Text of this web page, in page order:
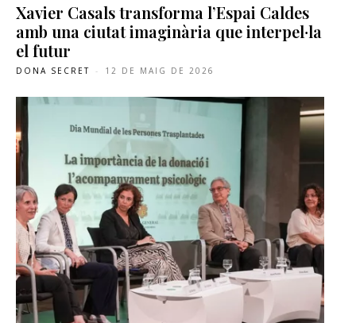
Xavier Casals transforma l’Espai Caldes
amb una ciutat imaginària que interpel·la
el futur
DONA SECRET - 12 DE MAIG DE 2026